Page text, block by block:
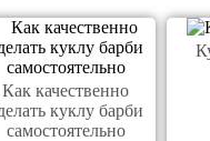
Как качественно
куклу барби
самостоятельно